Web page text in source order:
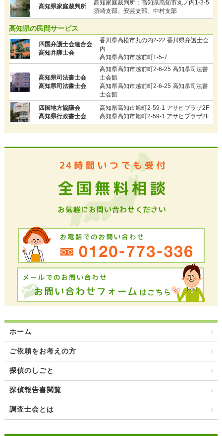
高知県家庭裁判所
高知家庭裁判所：高知県高知市丸ノ内1-3-5
須崎支部、安芸支部、中村支部
高知県の民間サービス
四国弁護士会連合会
高知弁護士会
香川県高松市丸の内2-22 香川県弁護士会
内
高知県高知市越前町1-5-7
高知県司法書士会
高知県司法書士会
高知県高知市越前町2-6-25 高知県司法書
士会館
高知県高知市越前町2-6-25 高知県司法書
士会館
四国地方協議会
高知県行政書士会
高知県高知市旭町2-59-1 アサヒプラザ2F
高知県高知市旭町2-59-1 アサヒプラザ2F
ホーム
ご依頼をお考えの方
探偵のしごと
探偵報告書閲覧
調査士会とは